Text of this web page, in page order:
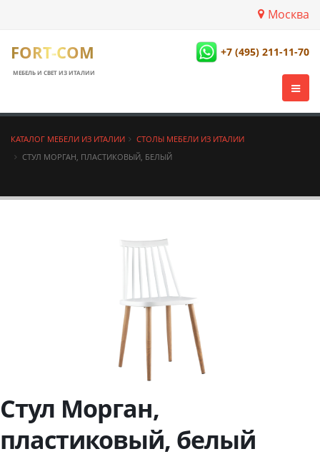
Москва
FORT-COM
МЕБЕЛЬ И СВЕТ ИЗ ИТАЛИИ
+7 (495) 211-11-70
КАТАЛОГ МЕБЕЛИ ИЗ ИТАЛИИ
СТОЛЫ МЕБЕЛИ ИЗ ИТАЛИИ
СТУЛ МОРГАН, ПЛАСТИКОВЫЙ, БЕЛЫЙ
Стул Морган,
пластиковый, белый